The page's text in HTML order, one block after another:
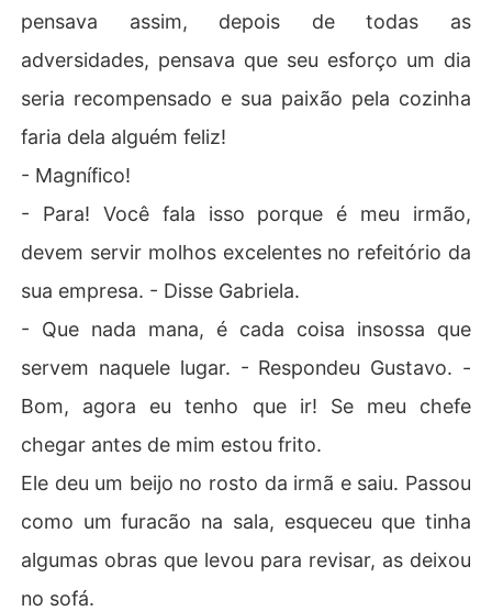
pensava assim, depois de todas as
adversidades, pensava que seu esforço um dia
seria recompensado e sua paixão pela cozinha
faria dela alguém feliz!
- Magnífico!
- Para! Você fala isso porque é meu irmão,
devem servir molhos excelentes no refeitório da
sua empresa. - Disse Gabriela.
- Que nada mana, é cada coisa insossa que
servem naquele lugar. - Respondeu Gustavo. -
Bom, agora eu tenho que ir! Se meu chefe
chegar antes de mim estou frito.
Ele deu um beijo no rosto da irmã e saiu. Passou
como um furacão na sala, esqueceu que tinha
algumas obras que levou para revisar, as deixou
no sofá.